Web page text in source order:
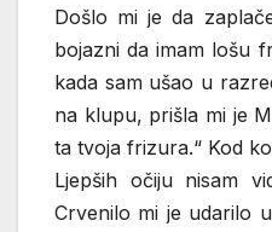
Došlo mi je da
bojazni da imam lošu
kada sam ušao u
na klupu, prišla mi je
ta tvoja frizura.“ Kod
Ljepših očiju nisam
Crvenilo mi je udarilo